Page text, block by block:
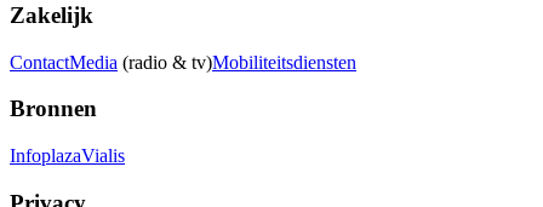
Zakelijk
ContactMedia (radio & tv)Mobiliteitsdiensten
Bronnen
InfoplazaVialis